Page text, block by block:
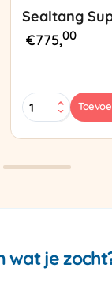
Sealtang
€775,00
Sealtang
Super
wat je